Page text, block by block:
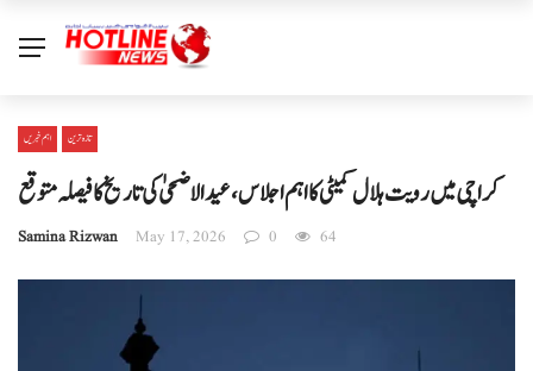
اہم خبریں تازہ ترین
کراچی میں رویت ہلال کمیٹی کا اہم اجلاس، عیدالاضحیٰ کی تاریخ کا فیصلہ متوقع
Samina Rizwan May 17, 2026 0 64